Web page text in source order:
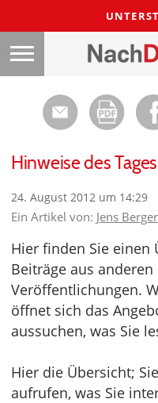
Hinweise des
24. August 2012 um 14:29
Ein Artikel von: Jens Berger
Hier finden Sie einen
Beiträge aus
Veröffentlichungen.
öffnet sich das
aussuchen, was Sie
Hier die Übersicht;
aufrufen, was Sie